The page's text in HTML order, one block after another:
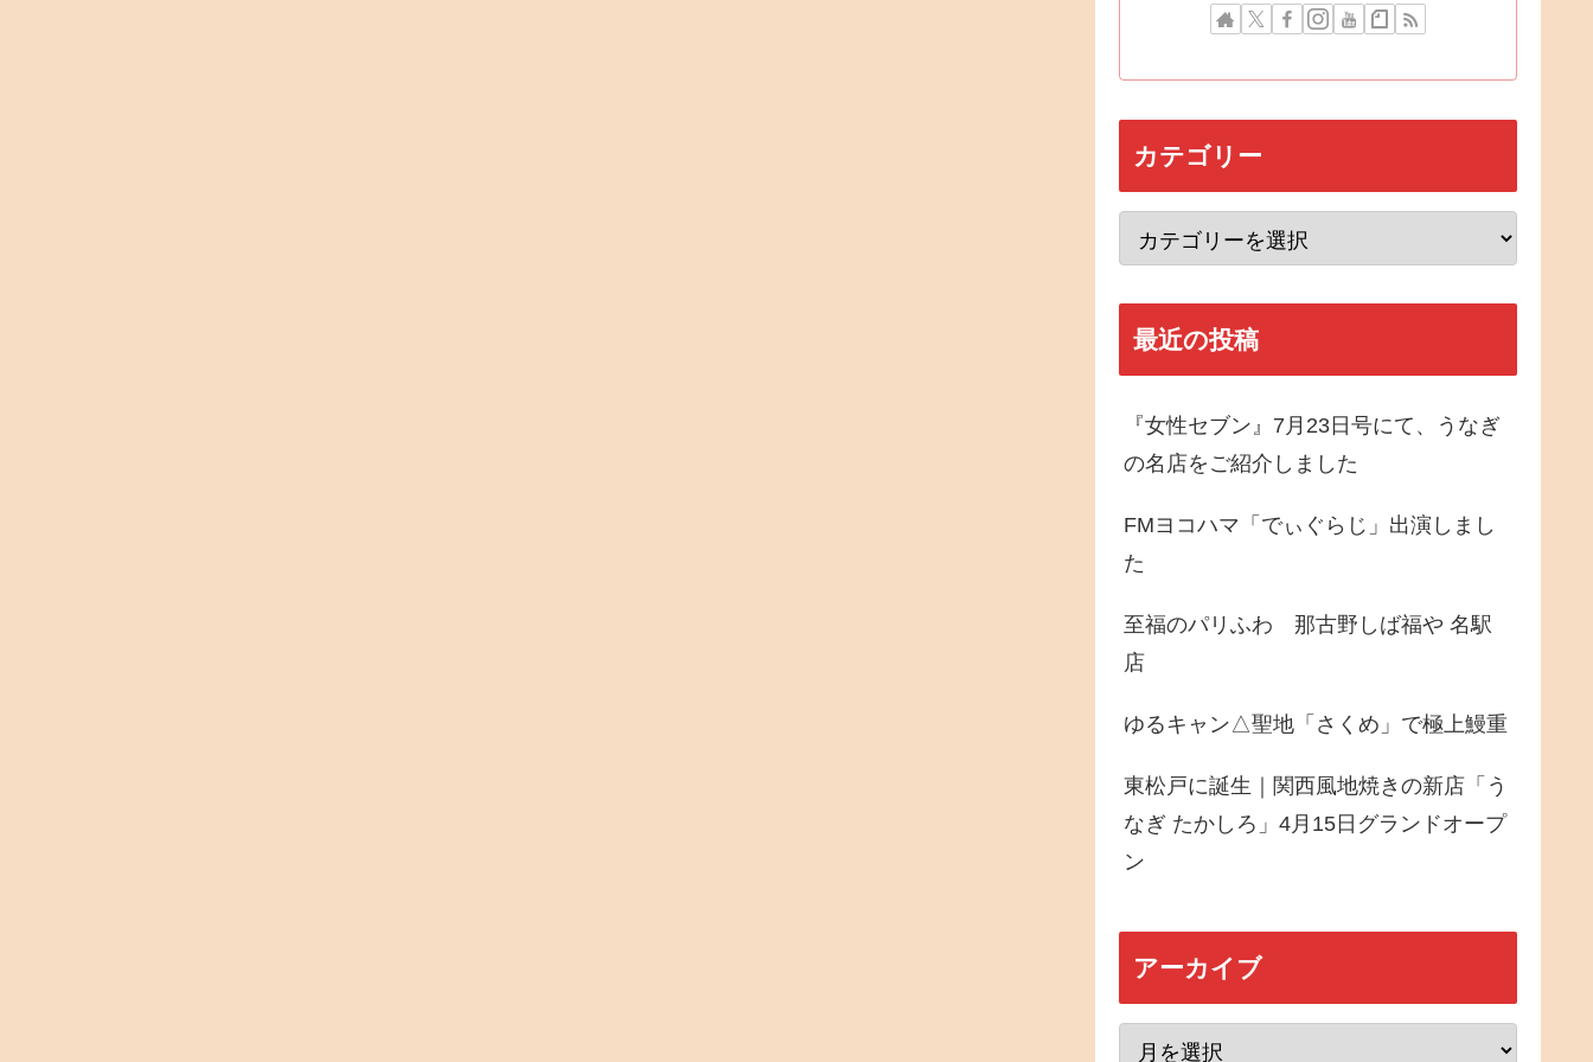
カテゴリー
最近の投稿
『女性セブン』7月23日号にて、うなぎ
の名店をご紹介しました
FMヨコハマ「でぃぐらじ」出演しまし
た
至福のパリふわ 那古野しば福や 名駅
店
ゆるキャン△聖地「さくめ」で極上鰻重
東松戸に誕生｜関西風地焼きの新店「う
なぎ たかしろ」4月15日グランドオープ
ン
アーカイブ